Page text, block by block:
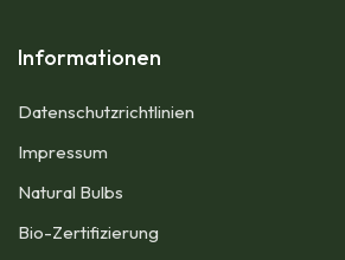
Informationen
Datenschutzrichtlinien
Impressum​
Natural Bulbs
Bio-Zertifizierung